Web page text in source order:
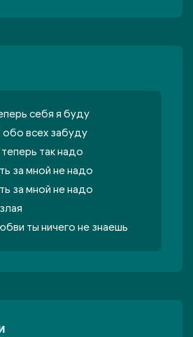
себя я буду
всех забуду
так надо
за мной не надо
за мной не надо
ты ничего не знаешь